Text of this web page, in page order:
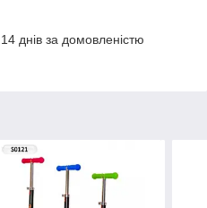
днів за домовленістю